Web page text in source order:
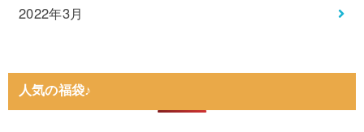
2022年3月
人気の福袋♪